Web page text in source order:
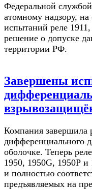
Федеральной
атомному надзору,
испытаний реле
решение о допуске
территории РФ.
Завершены
Компания завершила
дифференциального
оболочке. Теперь
1950, 1950G, 1950Р
и полностью
предъявляемых на